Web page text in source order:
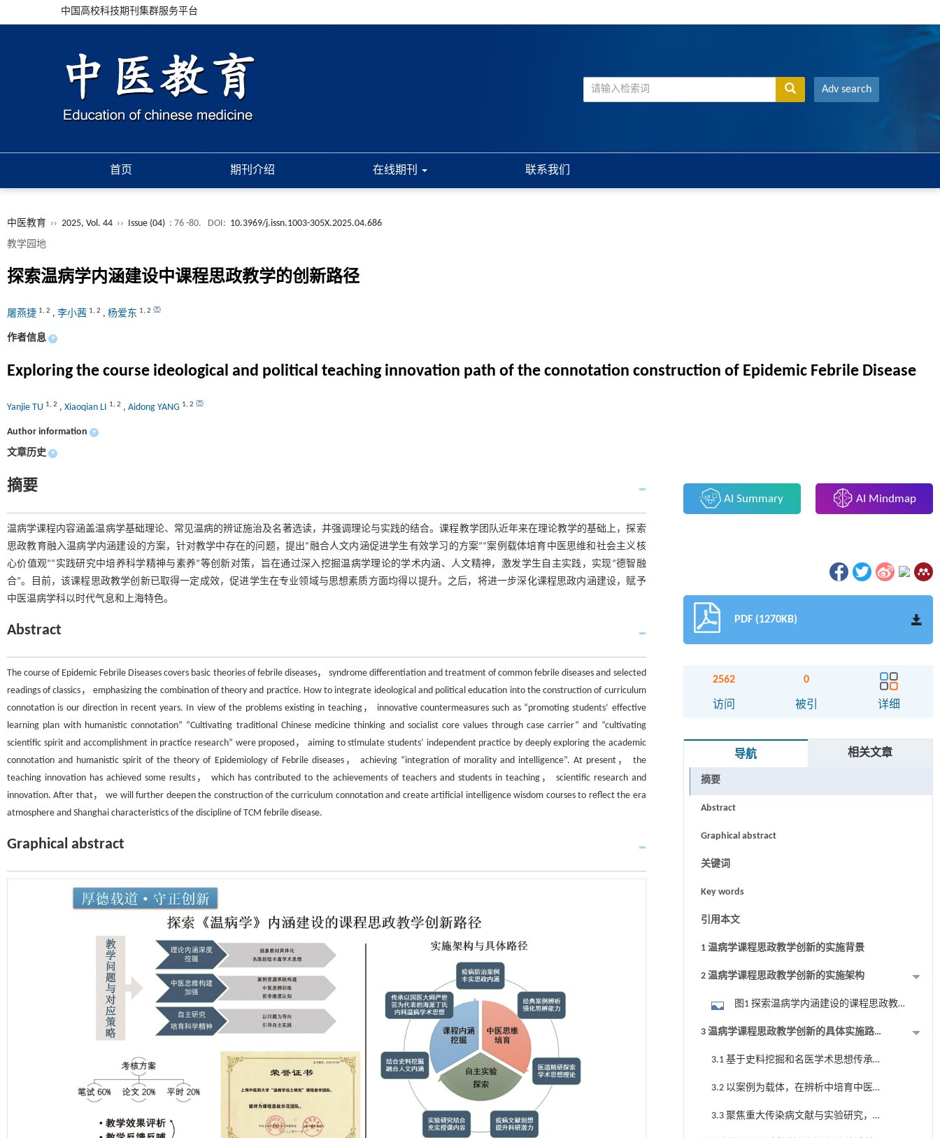
中国高校科技期刊集群服务平台
Adv search
首页 期刊介绍 在线期刊 联系我们
中医教育 ›› 2025, Vol. 44 ›› Issue (04) : 76 -80. DOI: 10.3969/j.issn.1003-305X.2025.04.686
教学园地
探索温病学内涵建设中课程思政教学的创新路径
屠燕捷 1, 2 , 李小茜 1, 2 , 杨爱东 1, 2
作者信息 +
Exploring the course ideological and political teaching innovation path of the connotation construction of Epidemic Febrile Disease
Yanjie TU 1, 2 , Xiaoqian LI 1, 2 , Aidong YANG 1, 2
Author information +
文章历史 +
摘要
温病学课程内容涵盖温病学基础理论、常见温病的辨证施治及名著选读，并强调理论与实践的结合。课程教学团队近年来在理论教学的基础上，探索
思政教育融入温病学内涵建设的方案，针对教学中存在的问题，提出“融合人文内涵促进学生有效学习的方案”“案例载体培育中医思维和社会主义核
心价值观”“实践研究中培养科学精神与素养”等创新对策，旨在通过深入挖掘温病学理论的学术内涵、人文精神，激发学生自主实践，实现“德智融
合”。目前，该课程思政教学创新已取得一定成效，促进学生在专业领域与思想素质方面均得以提升。之后，将进一步深化课程思政内涵建设，赋予
中医温病学科以时代气息和上海特色。
Abstract
The course of Epidemic Febrile Diseases covers basic theories of febrile diseases， syndrome differentiation and treatment of common febrile diseases and selected
readings of classics， emphasizing the combination of theory and practice. How to integrate ideological and political education into the construction of curriculum
connotation is our direction in recent years. In view of the problems existing in teaching， innovative countermeasures such as “promoting students’ effective
learning plan with humanistic connotation” “Cultivating traditional Chinese medicine thinking and socialist core values through case carrier” and “cultivating
scientific spirit and accomplishment in practice research” were proposed， aiming to stimulate students’ independent practice by deeply exploring the academic
connotation and humanistic spirit of the theory of Epidemiology of Febrile diseases， achieving “integration of morality and intelligence”. At present， the
teaching innovation has achieved some results， which has contributed to the achievements of teachers and students in teaching， scientific research and
innovation. After that， we will further deepen the construction of the curriculum connotation and create artificial intelligence wisdom courses to reflect the era
atmosphere and Shanghai characteristics of the discipline of TCM febrile disease.
Graphical abstract
AI Summary AI Mindmap
PDF (1270KB)
2562
访问
0
被引 详细
导航 相关文章
摘要
Abstract
Graphical abstract
关键词
Key words
引用本文
1 温病学课程思政教学创新的实施背景
2 温病学课程思政教学创新的实施架构
图1 探索温病学内涵建设的课程思政教
学实施架构与路径
3 温病学课程思政教学创新的具体实施路
3.1 基于史料挖掘和名医学术思想传承
3.2 以案例为载体，在辨析中培育中医
3.3 聚焦重大传染病文献与实验研究，
培育科学探索精神